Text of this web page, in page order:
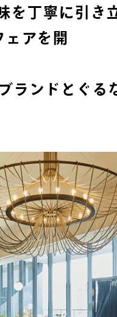
を丁寧に引
アを開
とぐるな